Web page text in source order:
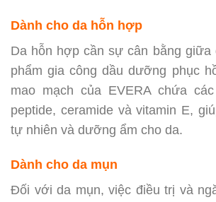
Dành cho da hỗn hợp
Da hỗn hợp cần sự cân bằng giữa
phẩm gia công dầu dưỡng phục
mao mạch của EVERA chứa
peptide, ceramide và vitamin E,
tự nhiên và dưỡng ẩm cho da.
Dành cho da mụn
Đối với da mụn, việc điều trị và